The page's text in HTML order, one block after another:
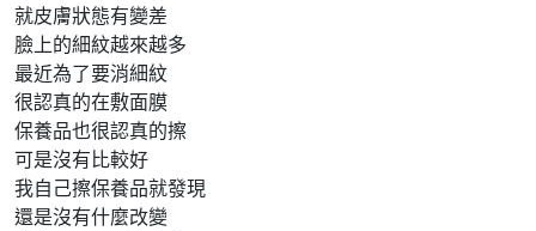
就皮膚狀態有變差
臉上的細紋越來越多
最近為了要消細紋
很認真的在敷面膜
保養品也很認真的擦
可是沒有比較好
我自己擦保養品就發現
還是沒有什麼改變